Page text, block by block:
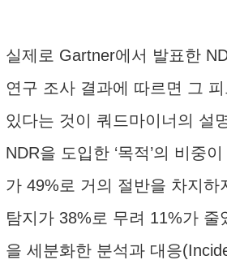
실제로 Gartner에서 발표한
연구 조사 결과에 따르면 그
있다는 것이 쿼드마이너의 설
NDR을 도입한 ‘목적’의 비중
가 49%로 거의 절반을 차지하
탐지가 38%로 무려 11%가 줄
을 세분화한 분석과 대응